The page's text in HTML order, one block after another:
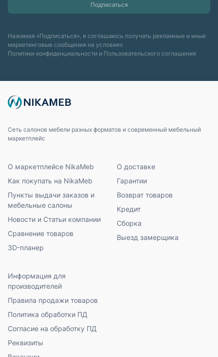
Нажимая «Подписаться», я соглашаюсь получать рекламные и иные
маркетинговые сообщения на условиях
Политики конфиденциальности и Пользовательского соглашения
Сеть салонов мебели разных форматов и современный мебельный
маркетплейс
О маркетплейсе NikaMeb
Как покупать на NikaMeb
Пункты выдачи заказов и
мебельные салоны
Новости и Статьи компании
Сравнение товаров
3D-планер
О доставке
Гарантии
Возврат товаров
Кредит
Сборка
Выезд замерщика
Информация для
производителей
Правила продажи товаров
Политика обработки ПД
Согласие на обработку ПД
Реквизиты